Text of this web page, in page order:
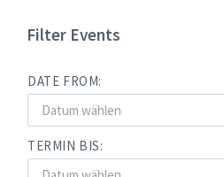
Filter Events
DATE FROM:
TERMIN BIS: